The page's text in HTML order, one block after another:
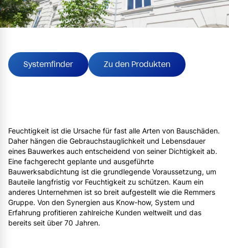
Systemfinder Zu den Produkten
Feuchtigkeit ist die Ursache für fast alle Arten von Bauschäden.
Daher hängen die Gebrauchstauglichkeit und Lebensdauer
eines Bauwerkes auch entscheidend von seiner Dichtigkeit ab.
Eine fachgerecht geplante und ausgeführte
Bauwerksabdichtung ist die grundlegende Voraussetzung, um
Bauteile langfristig vor Feuchtigkeit zu schützen. Kaum ein
anderes Unternehmen ist so breit aufgestellt wie die Remmers
Gruppe. Von den Synergien aus Know-how, System und
Erfahrung profitieren zahlreiche Kunden weltweilt und das
bereits seit über 70 Jahren.